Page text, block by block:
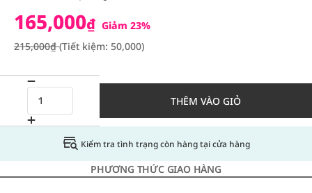
165,000₫ Giảm 23%
215,000₫(Tiết kiệm: 50,000)
THÊM VÀO GIỎ
Kiểm tra tình trạng còn hàng tại cửa hàng
PHƯƠNG THỨC GIAO HÀNG